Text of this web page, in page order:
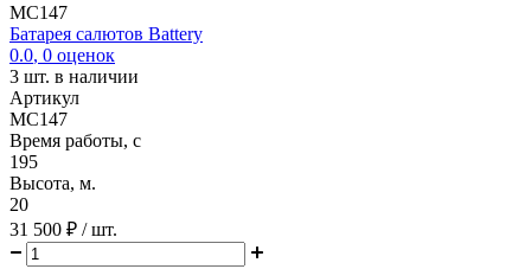
MC147
Батарея салютов Battery
0.0, 0 оценок
3 шт. в наличии
Артикул
MC147
Время работы, с
195
Высота, м.
20
31 500 ₽ / шт.